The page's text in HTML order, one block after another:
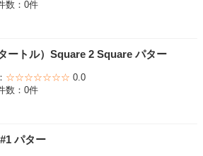
数：0件
ートル）Square 2 Square パター
☆☆☆☆☆☆☆ 0.0
数：0件
パター